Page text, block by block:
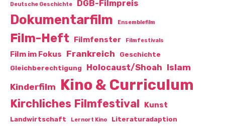
Deutsche Geschichte DGB-Filmpreis
Dokumentarfilm Ensemblefilm
Film-Heft Filmfenster Filmfestivals
Film im Fokus Frankreich
Geschichte
Gleichberechtigung
Holocaust/Shoah Islam
Kinderfilm Kino & Curriculum
Kirchliches Filmfestival Kunst
Landwirtschaft Lernort Kino Literaturadaption